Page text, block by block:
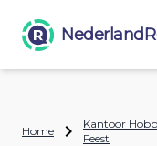
Home
Kantoor
Feest